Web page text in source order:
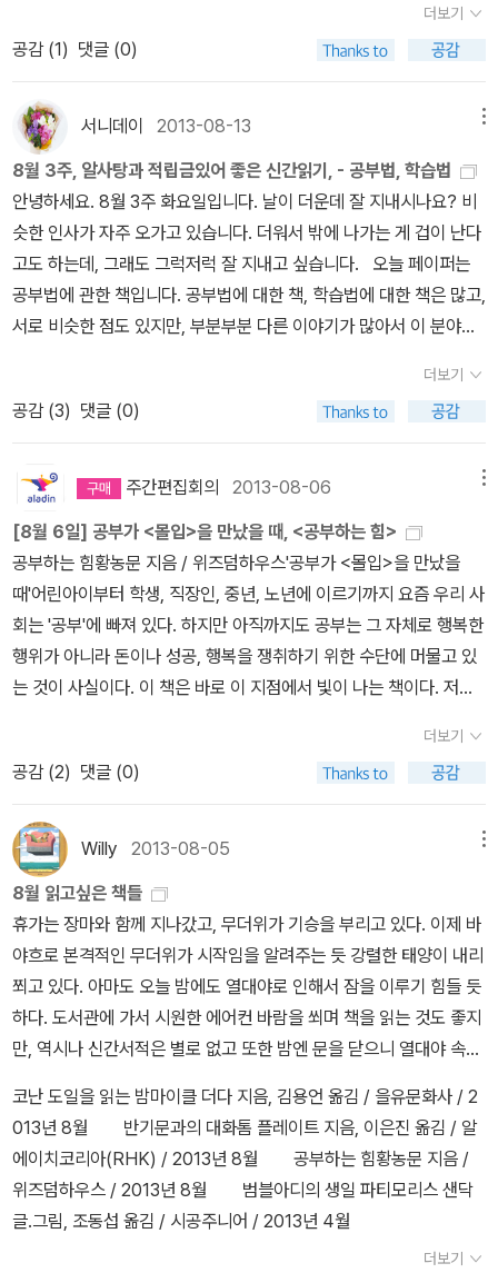
된 것이다... 특히 존 스튜어트 밀이 받았던 조기교육은 오늘날에도 천
재 교육으로 정평이 나 있다. P.119 존 스튜어트 밀이 아버지에게 받
은 조기교육을 한마디로 정리하면 어릴 때부터 미지의 문제에 계속
도전하도록 격려하고 유도한 것이라 할 수 있다. 미지의 문제에 도전
하고 응전하는 과정을 통해 자신도 모르게 지적 재능을 키우기 위한
신중하게 계획된 연습을 한 셈이다. P.150 문제해결능력, 창의력과
도전정신을 발달시키는 데 있어 초중고 및 대학 과정의 미지의 수학
이나 과학 문제를 푸는 것이 연구활동보다 훨씬 더 효과적일 수 있다.
... 결국 석 박사 학위를 받더라도 평생 두뇌가동률을 별로 높이지 못
한 채 살아가게 되어 진정한 의미에서의 고급 인력이 될 수 없다. P.1
50 몇 년 전부터 지도하는 대학원생들에게 사고력 향상을 위하여, 여
규교육을 통해서 창의성과 지적 재능을 발달시키는 방향으로 가는 것
중요한 것을 찾아 열심히 노력한다. 이는 성공한 사람들은 급하지 않
미한다. P.186 손정의는 자신이 최고라는 걸 당연하게 받아들였고 그
러한 자부심이 무의식 속 깊이 자리 잡고 있었다. 또한 그러한 눈높이
가 최선의 노력을 기울이는 구동력을 만든 것이다. P.200 아이러니
하게도 언젠가는 반드시 죽을 것이라는 사실을 항상 명심하는 것만큼
삶의 방향을 올바로 잡아주는 것은 없다. P.204 나덕렬 교수는 앞쪽
형 인간이 되려면 텔레비전을 끄고 신문이나 책을 읽어야 하며, 읽기
보다는 쓰기를, 듣기보다는 발표를 하라고 권한다. 적절한 단어와 표
현 찾기, 그림 그리기, 조립하기 등의 창작활동도 도움이 된다. P.210
스로 습득할 수 있는 능력이고 다른 하나는 필요한 지식을 스스로 창
출하는 능력이다. 이것이 아주 중요한 차이이다. P.211 어떠한 전문
지식을 보유하고 있다는 효용성은 시간이 지나면서 급격하게 떨어진
다. 그보다 더 중요한 것은 필요할때마다 그에 맞는 지식을 스스로 습
득할 수 있는 능력이다. P.217 암묵기억은 의식적으로 감지할 수는
없지만 몸에 배서 자동으로 인출되는 기억으로, 운전이나 운동을 하
거나 악기를 다룰 때 관여하는 기억이다. 암묵기억은 의식하지는 않
지만 현재의 행동에 영향을 주는 기억이다. P.219 아인슈타인은 '교
억은 잊혀지지만, 암묵 기억은 남게 되어 암묵적 지혜를 만든다. 아인
슈타인은 뇌과학 지식이 없었음에도, 교육에서 외현기억보다는 암묵
기억을 중시해야 한다는 놀라운 통찰을 이미 오래전에 했던 것이
다. P.221 고등학교 3학견이라면 몰라도 초등학교, 중학교, 그리고
최소한 고등학교 2학년까지는 철저히 암묵적 지혜를 발달시키는 학
습을 할 것을 권한다. 각종 시험 점수에 연연하지 말고 사고력과 창의
고 있었다. 그래서 내가 계속해서 지적질을 했었다. 나의 다섯 편의 글
을 통해 수학에 대한 오해를 풀었으면 한다.
하다 보면 몰입도가 무한정 올라가 인간이 경험할 수 있는 최고의 집
중 상태에 도달하게 된다./p50 선禪 수행 방식p83 왜 ‘Work Har
든 사람이 뉴턴이 아인슈타인이 될 수도, 그리고 그렇게 될 필요도 없
다.p87 시험에서는 주로 외현기억explicit memory을 테스트한다./
그런데 해결해야 하는 문제의 답은 어디에도 없다. 스스로 그 답을 찾
아야 한다./창의성은 ... 암묵기억implicit memory에 더 가깝다.p89
뉴턴은 “내내 그 생각만 했으니까!”/아인슈타인 “몇 달이고 몇 년이고
생각하고 또 생각했다.”p95 첫째, 자신의 한계를 넘는 시도를 해야
한다. 둘째, 결과에 대한 피드백을 받아 오류를 즉각 수정해야 한다.
셋째, 첫째와 둘째의 방식을 끊임없이 반복해야 한다.p99 “두 가지입
을 수 있는 문제에 매달려서 오랜 시간을 기꺼이 생각하면서 보내는
것입니다.”p106 비교적 쉽게 몰입을 유도하는 스포츠나 컴퓨터 게임
에서 몰입도가 올라가는 과정을 살펴보면 도전과 응전이 반복된다는
것을 알 수 있다.p108 불안 → 각성 → 몰입으로 ; 불안 → 각성 → 실
가 올라가는 과정은 목표지향에 의한 것이므로 이 기능을 작동시키려
면 목표가 있어야 한다./p115 우리 삶에서 부담을 주는 모든 것은 일
종의 도전이다.p117 천재를 만든 두 번째 양상은 조기교육을 통하여
어린 시절에 부모로부터 도전이 부과된 경우이다.p121 인간 역시 통
제력이 없거나 실패를 자주 경험하면 아무리 노력해도 소용없다는 무
기력이 학습되고 소극적으로 변화한다./‘학습된 무기력 Learned He
lplessness’p131 “도전정신을 발달시키려면 도전에 대한 성공 경험
이 많아야 한다.”p149 생각하는 것보다 몸으로 때우는 것이 마음도
이 부족한 학생에게 필요한 것은 미지의 문제에 대한 도전과 성공 경
험을 더욱 많이 하는 것이다.p168 자신의 한계를 뛰어넘는 경험은 이
처럼 자율적으로 노력해 얻는 때도 있지만, 엄청난 고통이 뒤따르기
때문에 대부분은 타율적으로, 때로는 내가 원하지 않는 상태에서 얻
어진다. 강제적인 하드 트레이닝은 비록 자율적 노력에 의한 것은 아
니지만 자신의 한계를 제대로 알게 해주고 이를 확장할 기회를 준다.
p183 동기는 크게 외적 동기와 내적 동기로 나뉜다./p184 동기는 그
것이 당근 형태로 주어지느냐, 채찍 형태로 주어지느냐에 따라 보상
동력은 바로 내적 압력이다. 즉 목표 추구, 소명의식, 눈높이, 정신적
성숙 등이 동기로 작용해야 가장 치열하게 노력할 수 있고 성공 가능
성도 크다.p187 정신적 성숙으로 성숙했다는 것은 철이 들었다는 의
미다./철이 든 사람은 생각이 깊고 남을 배려하며 보다 가치 있는 삶
을 추구한다.p198 죽음은 진실로 생명과 문화의 가장 건설적이고 긍
정적이고 창조적인 요소 중 하나이기 때문이다.p210 대학을 졸업할
무척 궁금합니다. 공부를 잘 한다는 것, 시험을 잘 본다는 것, 그런건
니... 아, 부럽다. 올해도 새 책들은 많이 나왔고, 소개되어 많이 들었
지만, 그렇다고 다 읽거나 다 사진 못했습니다. 대부분의 경우는 가격
이 부담되어서 그렇기도 하고, 세트나 전집은 워낙 분량이 많아서 엄
두가 나지 않을 때도 있습니다만, 그래도 구경이라도 하려구요. 이해
인 시전집 -- 이해인 수녀의 시전집이 최근에 나왔다고 들었습니다
만... 가격보고 조금 놀랐습니다. 법륜스님 에세이 양장 세
트-- 최근에 법륜스님이 쓴 에세이 세트가 나온 것 같습니다. 이 세트
는 안 읽어본 책이 있어서 기회되면 이 책도 한 번 읽어보고 싶습니다.
요즘도 <인생수업>이 베스트셀러 순위에서 보이는데, 이 분의 책을
좋아하는 분들도 많은 것 같습니다. 아이작 아시모프의 파
은 패드 세트들은 ...^^; 필립 K. 딕 전집-- 이 작가는 워낙 영
화로 많이 만들어진 원작이 많아서 그러나, 세트도 12권이나 됩니다.
저는 아직 신간으로 나온 이 시리즈의 책은 읽어보지 못해서, 언젠가
읽어보고 싶습니다. 그런데 세트로 한 번에 사기엔 많이 고민하겠죠.
^^ 표지도 평범한 그림은 아니라서, 한 번 다 올려봤습니다.
요코미조 세이시-- 긴다이치 시리즈가 워낙 길어서
일단 우리나라에 다 나올지는 모르겠지만, 전자책은 세트로 나와있는
책도 있습니다. 얼마전에도 신간인 <백일홍 나무아래>가 나왔습니다
책은 세트가 없나요?? 미생-- <미생>은 마지막인 9권이
두 가지네요. 9권만 사거나, 아니면 박스 포함. 앞에서부터 한 권씩 모
았던 독자일 경우, 박스세트를 새로 사긴 좀 그렇죠. 인천상륙작
전-- 위의 <미생>을 그린 윤태호 작가의 다른 만화입니다. 1권이 나
왔을 때, 어? 했는데 벌써 2권이 나왔습니다. (그러니까 저는 계속 늦
고 있는 겁니다.) 이 책도 웹툰으로 연재되고 있나요? 본문이 컬러던
데요.^^ 마녀-- 강풀의 마녀, 웹툰으로 연재가 끝났는지 이
책도 세트로 나왔습니다. 광고 보고 세트 나온 걸 알았습니다만, 연재
시에 앞부분 봤는지 모르겠네요. 2666-- 알라딘 서재에서
평가가 좋아서 읽어볼까 했습니다만, 아직 각권 판매는 없나봅니다.
처음 소개보고, 책이 고가라고 생각했는데, 여러권 세트더라구요.;;
만화 박스세트-- 오래전에 완결된 만화이지만, 계속 사랑받
고 있어서 박스로 나오나봅니다. 기억이 맞다면, 여러번 나오는 책도
있습니다. 하지만 시간이 흐르면 이 책을 처음 읽는 사람이 있으니까
그 분들에겐 이 책이 처음이겠죠. 문학전집-- 박완서 전집,
무라카미 하루키 에세이 모음집, 밀란쿤테라 세트... 이런 책들을 보
삶과 사회에 영향을 미치게 될 에너지의 향방에 대해 생각해 보
고, ㅇ 행동하게끔 도와주는 책. 공부하는 힘 ㅇ 황농문 교수님
의 신작. ㅇ 몰입에 이어 집중력있게 공부할 수 있게 도와주지 않을
까. 피터드러커가 살린 의사들 1권 ㅇ 몇년 전부터 이슈가 되
었던 영리 병원에 대한 내용과도 연관이 있을 것 같아 골라본다. ㅇ
세계적인 석학은 이를 어떤 면에서 바라보고 있을지 궁금하다.
더보기
공감 (1) 댓글 (0)
서니데이 2013-08-13
8월 3주, 알사탕과 적립금있어 좋은 신간읽기, - 공부법, 학습법
안녕하세요. 8월 3주 화요일입니다. 날이 더운데 잘 지내시나요? 비
슷한 인사가 자주 오가고 있습니다. 더워서 밖에 나가는 게 겁이 난다
고도 하는데, 그래도 그럭저럭 잘 지내고 싶습니다. 오늘 페이퍼는
공부법에 관한 책입니다. 공부법에 대한 책, 학습법에 대한 책은 많고,
서로 비슷한 점도 있지만, 부분부분 다른 이야기가 많아서 이 분야의
고 있었는데, 아침에 문자가 와서 알사탕도서라고 알았습니다. 알라
딘에서는 장바구니에 담긴 상품이 이벤트가 있으면 문자를 보내주기
도 하는것 같습니다. 8월 13일 알사탕 도서 공부하는 힘황농문 지
음 / 위즈덤하우스 / 2013년 8월 ] <몰입>이라는 책이 전작이었던
'몰입'할 수 있도록 쓰여졌을 거라고 생각합니다. 그렇게 생각하게 된
건 이 책의 부제가 - 몰입 전문가 황농문 교수가 전하는 궁극의 학습
법 이라는 것과, 책표지에 써있는 내용을 보면서 몰입으로 인해 공부
와 학습법에 대해 저자만의 견해를 담고 있을 것 같다는 생각이 들었
습니다. 공부법에 대한 생각은 저마다 다르지만, 많이 보면 내게 맞는
것을 찾을 수 있을 것 같아서, 이 책 제목 만으로도 저는 관심이 생겼
습니다. 공부, 또는 공부법에 대한 책은 많은 것 같습니다. 조금만 검
색을 해 보아도 많은 책을 찾을 수 있습니다. 검색어를 조금 바꾸면 더
도 많은 분야인 듯 합니다. 1. 같은 공부 다른 성적 공부법을 의심
하라2. 잠자기 전 30분 공부법3. 박철범의 하루 공부법4. 하루 15분
기적의 노트 공부법5. 스펀지- 공부 잘 하는 법 위의 책들은 모두 <
공부법>이라는 단어가 책의 제목에 있는 책들입니다. 저자의 노하우
를 담고 있거나, 또는 여러 사례를 통해서 효율적인 공부법에 대해 알
고 싶은 사람들을 대상으로 쓰여졌을 것입니다. 다른 사람의 사례를
보고 비교해보는 것도 좋은 방법이 되기도 하니까요. 공부법에 대한
책도 전에는 중고교학생들을 위한 책이 많지 않았을까, 하고 생각했
지는 것 같습니다. 아이들의 공부법에 대해서도 관심이 높아지는 것
인지 제목에 '아이'가 들어간 책들도 여러 권 찾을 수 있었습니다.
왼쪽부터1. 공부의욕 2. 아이의 공부두뇌3. 가르치고싶은 엄마
놀고싶은 아이,4. 두뇌맞춤형학습법5. EBS 60분 부모편 : 스스로공
부하는 아이 공부법은 서로 다르겠지만, 가끔 사보고 싶어집니다. 읽
다보면 생각하지 못하던 것들을 찾는 경우도 있고, 내가 지금 하고 있
더보기
공감 (3) 댓글 (0)
주간편집회의 2013-08-06
[8월 6일] 공부가 <몰입>을 만났을 때, <공부하는 힘>
공부하는 힘황농문 지음 / 위즈덤하우스'공부가 <몰입>을 만났을
때'어린아이부터 학생, 직장인, 중년, 노년에 이르기까지 요즘 우리 사
회는 '공부'에 빠져 있다. 하지만 아직까지도 공부는 그 자체로 행복한
행위가 아니라 돈이나 성공, 행복을 쟁취하기 위한 수단에 머물고 있
는 것이 사실이다. 이 책은 바로 이 지점에서 빛이 나는 책이다. 저자
트셀러인 전작 <몰입>에서 제시했던 몰입 이론을 적용한, 공부 그 자
체로 행복이 되는 공부법을 말한다. 노력하면 목표가 달성 된다는 구
태의연한 자기계발의 논리를 벗어나 스스로의 삶에 맞춘, 내 삶을 탐
구하는 공부란 무엇이며 그것을 어떻게 찾을 것인지, 스스로 행하며
즐거운 상태를 유지하는 법은 무엇인지 등을 그가 이제껏 축적해온
연구들, 다양한 상담 사례들과 함께 정리하여 흥미롭게 담아냈다. 입
시나 고시를 준비하는 수험생, 영어 점수가 오르지 않는 취업준비생,
온갖 회의에 잡무까지 수행해야 하는 직장인, 혁신이 필요한 임원까
지 각자의 위치에서 각자가 원하는 공부를 가능케 하는 결정적이고도
빠른 힘이 담겨 있다. - 자기계발 MD 채선욱추천사: 몰입 경험은 더
할 나위 없이 든든한 자신감의 원천이 되면서 동시에 세상을 몹시 겸
허한 눈으로 바라보게 만드는 묘한 이중성을 가지고 있다. 내 안에 숨
어 있던 또 하나의 경이로운 우주를 발견하는 경험이었다. - 심윤경
(소설가, <나의 아름다운 정원>, <사랑이 달리다> 저자)고시에 연속
으로 낙방하면서 공부에 집중하는 법을 먼저 깨우쳐야겠다고 다짐했
다. 무엇보다 ‘공부를 해야 하는 이유’를 찾아야 했고, 몰입 경험을 통
해 그 이유를 발견할 수 있었다. 공부할 때는 항상 인생을 즐기지 못한
더보기
공감 (2) 댓글 (0)
Willy 2013-08-05
8월 읽고싶은 책들
휴가는 장마와 함께 지나갔고, 무더위가 기승을 부리고 있다. 이제 바
야흐로 본격적인 무더위가 시작임을 알려주는 듯 강렬한 태양이 내리
쬐고 있다. 아마도 오늘 밤에도 열대야로 인해서 잠을 이루기 힘들 듯
하다. 도서관에 가서 시원한 에어컨 바람을 쐬며 책을 읽는 것도 좋지
만, 역시나 신간서적은 별로 없고 또한 밤엔 문을 닫으니 열대야 속에
을 여는 도서관이 있으면 참 좋겠다는 생각이 들지만, 그렇게 된다면
도서관에서 일하시는 분들이 힘드려나! 아니면 정말 한여름엔 야간
도서관 개방을 하고 적극적으로 대학생 인턴쉽 제도를 활용하는 것은
어떤지 그런 생각도 든다. 살인자의 기억법김영하 지음 / 문학동네 /
2013년 7월 아빠, 우린 왜 이렇게 행복하지?김병년 지음 / 포이
에마 / 2013년 7월 드림 레시피김수영 지음 / 웅진지식하우스
코난 도일을 읽는 밤마이클 더다 지음, 김용언 옮김 / 을유문화사 / 2
013년 8월 반기문과의 대화톰 플레이트 지음, 이은진 옮김 / 알
에이치코리아(RHK) / 2013년 8월 공부하는 힘황농문 지음 /
위즈덤하우스 / 2013년 8월 범블아디의 생일 파티모리스 샌닥
글.그림, 조동섭 옮김 / 시공주니어 / 2013년 4월
더보기